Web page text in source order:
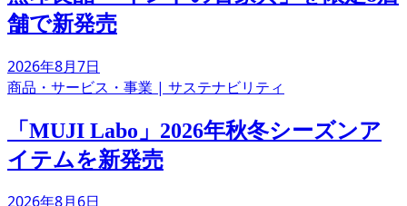
舗で新発売
2026年8月7日
商品・サービス・事業 | サステナビリティ
「MUJI Labo」2026年秋冬シーズンア
イテムを新発売
2026年8月6日